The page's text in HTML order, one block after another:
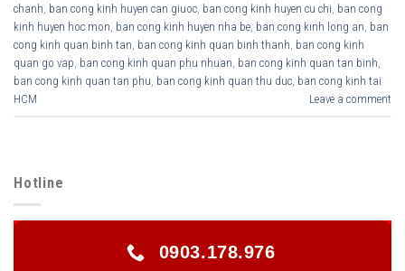
chanh ban cong kinh huyen can giuoc ban cong kinh huyen cu chi ban cong
kinh huyen hoc mon ban cong kinh huyen nha be ban cong kinh long an ban
cong kinh quan binh tan ban cong kinh quan binh thanh ban cong kinh
quan go vap ban cong kinh quan phu nhuan ban cong kinh quan tan binh
ban cong kinh quan tan phu ban cong kinh quan thu duc ban cong kinh tai
HCM
Leave a comment
Hotline
0903.178.976